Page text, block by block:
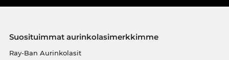
Suosituimmat aurinkolasimerkkimme
Ray-Ban Aurinkolasit